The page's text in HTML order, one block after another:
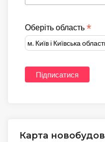
Оберіть область *
Карта новобудов